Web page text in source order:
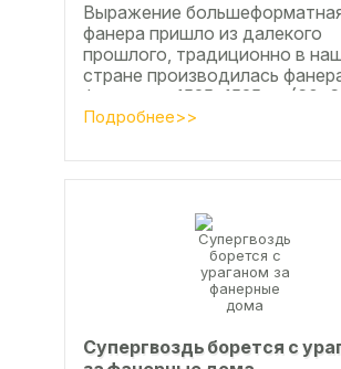
Выражение
фанера пришло из далекого
прошлого, традиционно в
стране производилась
форматом 1525х1525мм
дюймов), форматы
Подробнее>>
Супергвоздь борется с